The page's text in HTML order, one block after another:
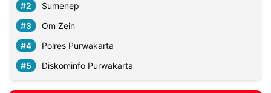
Sumenep
Om Zein
Polres Purwakarta
Diskominfo Purwakarta